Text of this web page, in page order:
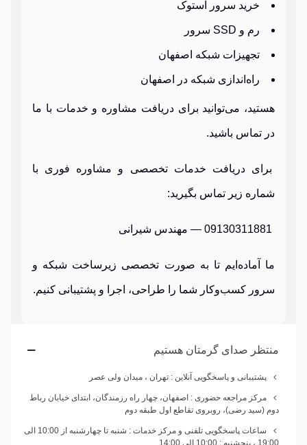
خرید سرور استوک
رم و SSD سرور
تجهیزات شبکه اصفهان
راه‌اندازی شبکه در اصفهان
هستید، می‌توانید برای دریافت مشاوره و خدمات با ما
در تماس باشید.
برای دریافت خدمات تخصصی و مشاوره فوری با
شماره زیر تماس بگیرید:
ما آماده‌ایم تا به صورت تخصصی زیرساخت شبکه و
سرور کسب‌وکار شما را طراحی، اجرا و پشتیبانی کنیم.
منتظر صدای گرمتان هستیم
پشتیبانی و پاسخگویی آنلاین : تهران ، میدان ولی عصر
مرکز مراجعه حضوری : اصفهان، چهار راه رزمندگان، ابتدای خیابان رباط
دوم (سید رضی)، روبروی تقاطع اول طبقه دوم
ساعات پاسخگویی تلفنی و مرکز خدمات : شنبه تا چهارشنبه از 10:00 الی
19:00 ، پنجشنبه : 10:00 الی 14:00